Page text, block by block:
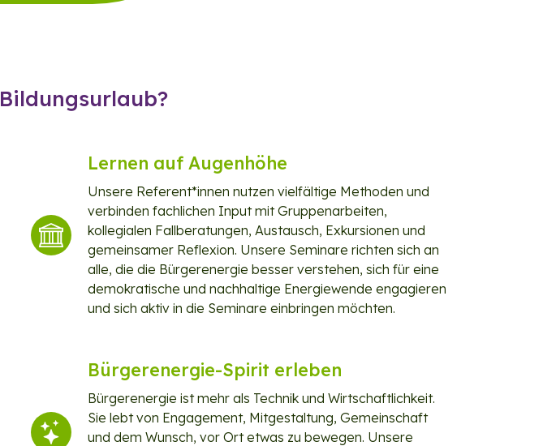
Lernen auf Augenhöhe
Unsere Referent*innen nutzen vielfältige Methoden und
verbinden fachlichen Input mit Gruppenarbeiten,
kollegialen Fallberatungen, Austausch, Exkursionen und
gemeinsamer Reflexion. Unsere Seminare richten sich an
alle, die die Bürgerenergie besser verstehen, sich für eine
demokratische und nachhaltige Energiewende engagieren
und sich aktiv in die Seminare einbringen möchten.
Bürgerenergie-Spirit erleben
Bürgerenergie ist mehr als Technik und Wirtschaftlichkeit.
Sie lebt von Engagement, Mitgestaltung, Gemeinschaft
und dem Wunsch, vor Ort etwas zu bewegen. Unsere